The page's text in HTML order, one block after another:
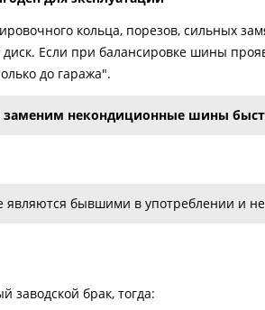
кольца, порезов, сильных
Если при балансировке шины
до гаража".
некондиционные шины
бывшими в употреблении и не
заводской брак, тогда: